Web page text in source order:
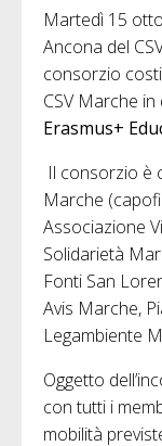
Martedì 15
Ancona del
consorzio
CSV Marche
Erasmus+
Il consorzio è
Marche
Associazione
Solidarietà
Fonti San
Avis Marche,
Legambiente
Oggetto
con tutti i
mobilità